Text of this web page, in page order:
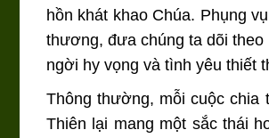
hồn khát khao Chúa. Phụng
thương, đưa chúng ta dõi
ngời hy vọng và tình yêu thiết
Thông thường, mỗi cuộc chia
Thiên lại mang một sắc thái